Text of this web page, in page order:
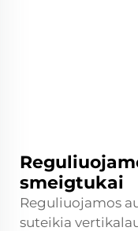
smeigtukai
Reguliuojamos
suteikia